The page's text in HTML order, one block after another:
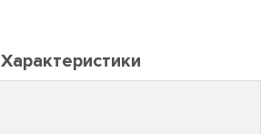
Характеристики